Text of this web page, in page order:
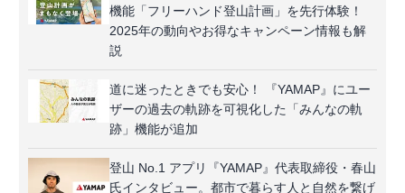
機能「フリーハンド登山計画」を先行体験！
2025年の動向やお得なキャンペーン情報も解
説
道に迷ったときでも安心！ 『YAMAP』にユー
ザーの過去の軌跡を可視化した「みんなの軌
跡」機能が追加
登山 No.1 アプリ『YAMAP』代表取締役・春山
氏インタビュー。都市で暮らす人と自然を繋げ